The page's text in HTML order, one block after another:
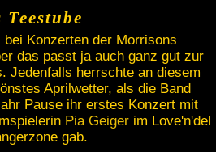
Teestube
Konzerten der Morrisons
das passt ja auch ganz gut zur
Jedenfalls herrschte an diesem
Aprilwetter, als die Band
Pause ihr erstes Konzert mit
Pia Geiger im Love'n'del
gab.